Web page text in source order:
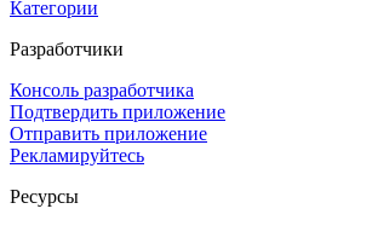
Категории
Разработчики
Консоль разработчика
Подтвердить приложение
Отправить приложение
Рекламируйтесь
Ресурсы